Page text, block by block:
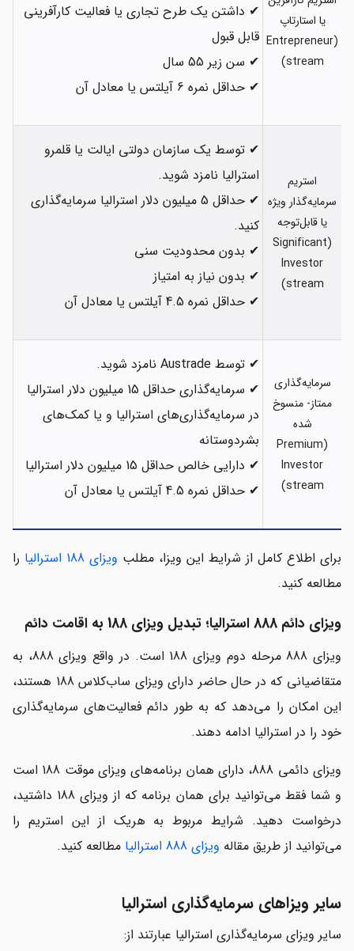
یا استارتاپ
(Entrepreneur
stream)
✔ داشتن یک طرح تجاری یا فعالیت کارآفرینی
قابل قبول
✔ سن زیر 55 سال
✔ حداقل نمره 6 آیلتس یا معادل آن
استریم
سرمایه‌گذار ویژه
یا قابل‌توجه
(Significant
Investor
stream)
✔ توسط یک سازمان دولتی ایالت یا قلمرو
استرالیا نامزد شوید.
✔ حداقل 5 میلیون دلار استرالیا سرمایه‌گذاری
کنید.
✔ بدون محدودیت سنی
✔ بدون نیاز به امتیاز
✔ حداقل نمره 4.5 آیلتس یا معادل آن
سرمایه‌گذاری
ممتاز- منسوخ
شده
(Premium
Investor
stream)
✔ توسط Austrade نامزد شوید.
✔ سرمایه‌گذاری حداقل 15 میلیون دلار استرالیا
در سرمایه‌گذاری‌های استرالیا و یا کمک‌های
بشردوستانه
✔ دارایی خالص حداقل 15 میلیون دلار استرالیا
✔ حداقل نمره 4.5 آیلتس یا معادل آن
برای اطلاع کامل از شرایط این ویزا، مطلب ویزای 188 استرالیا
را
مطالعه کنید.
ویزای دائم 888 استرالیا؛ تبدیل ویزای 188 به اقامت دائم
ویزای 888 مرحله دوم ویزای 188 است. در واقع ویزای 888، به
متقاضیانی که در حال حاضر دارای ویزای ساب‌کلاس 188 هستند،
این امکان را می‌دهد که به طور دائم فعالیت‌های سرمایه‌گذاری
خود را در استرالیا ادامه دهند.
ویزای دائمی 888، دارای همان برنامه‌های ویزای موقت 188 است
و شما فقط می‌توانید برای همان برنامه که از ویزای 188 داشتید،
درخواست دهید. شرایط مربوط به هریک از این استریم را
می‌توانید از طریق مقاله ویزای 888 استرالیا مطالعه کنید.
سایر ویزاهای سرمایه‌گذاری استرالیا
سایر ویزای سرمایه‌گذاری استرالیا عبارتند از: